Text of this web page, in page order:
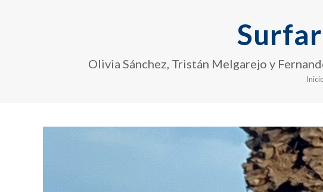
Olivia Sánchez, Tristán Melgarejo y